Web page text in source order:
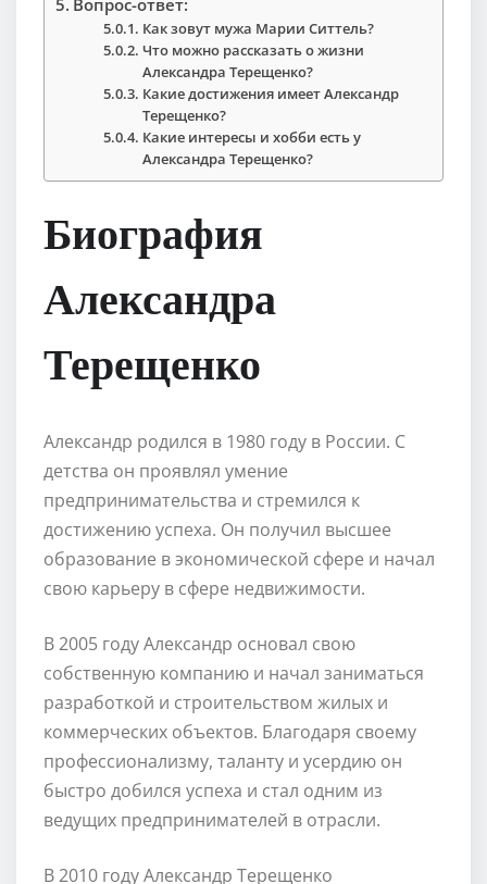
Как зовут мужа Марии Ситтель?
Что можно рассказать о жизни
Александра Терещенко?
Какие достижения имеет Александр
Терещенко?
Какие интересы и хобби есть у
Александра Терещенко?
Биография
Александра
Терещенко
Александр родился в 1980 году в России. С
детства он проявлял умение
предпринимательства и стремился к
достижению успеха. Он получил высшее
образование в экономической сфере и начал
свою карьеру в сфере недвижимости.
В 2005 году Александр основал свою
собственную компанию и начал заниматься
разработкой и строительством жилых и
коммерческих объектов. Благодаря своему
профессионализму, таланту и усердию он
быстро добился успеха и стал одним из
ведущих предпринимателей в отрасли.
В 2010 году Александр Терещенко